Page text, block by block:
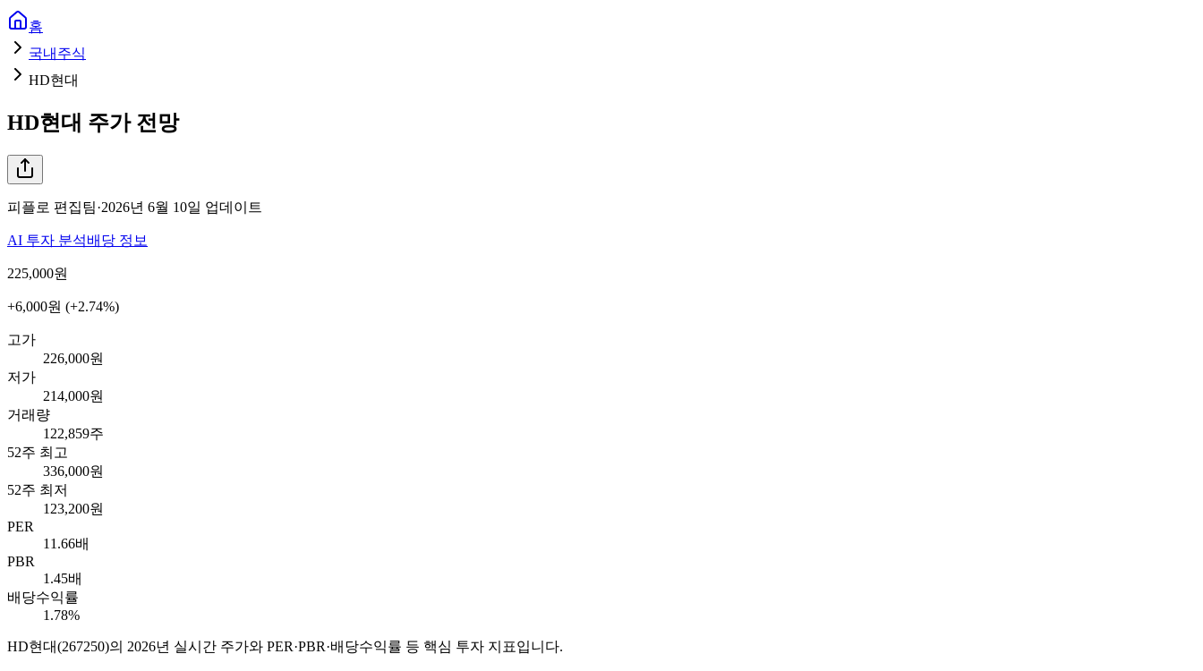
홈
국내주식
HD현대
HD현대 주가 전망
피플로 편집팀·2026년 6월 10일 업데이트
AI 투자 분석배당 정보
225,000원
+6,000원 (+2.74%)
고가
226,000원
저가
214,000원
거래량
122,859주
52주 최고
336,000원
52주 최저
123,200원
PER
11.66배
PBR
1.45배
배당수익률
1.78%
HD현대(267250)의 2026년 실시간 주가와 PER·PBR·배당수익률 등 핵심 투자 지표입니다.